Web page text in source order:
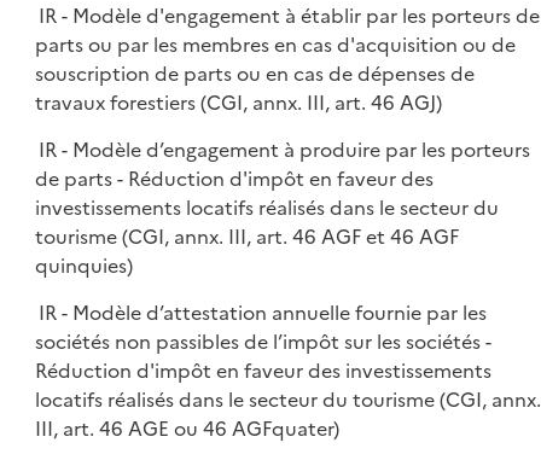
IR - Modèle d'engagement à établir par les porteurs de
parts ou par les membres en cas d'acquisition ou de
souscription de parts ou en cas de dépenses de
travaux forestiers (CGI, annx. III, art. 46 AGJ)
IR - Modèle d’engagement à produire par les porteurs
de parts - Réduction d'impôt en faveur des
investissements locatifs réalisés dans le secteur du
tourisme (CGI, annx. III, art. 46 AGF et 46 AGF
quinquies)
IR - Modèle d’attestation annuelle fournie par les
sociétés non passibles de l’impôt sur les sociétés -
Réduction d'impôt en faveur des investissements
locatifs réalisés dans le secteur du tourisme (CGI, annx.
III, art. 46 AGE ou 46 AGFquater)